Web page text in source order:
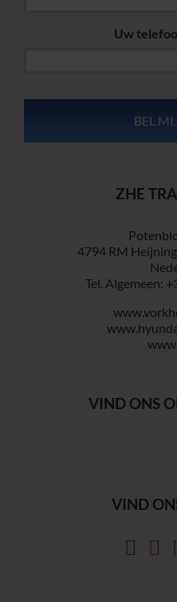
Uw
ZHE
4794 RM
Tel. Algemeen:
VIND ONS
VIND